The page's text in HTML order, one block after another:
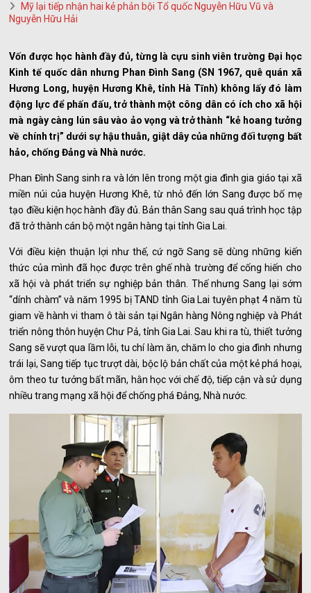
Mỹ lại tiếp nhận hai kẻ phản bội Tổ quốc Nguyễn Hữu Vũ và
Nguyễn Hữu Hải
Vốn được học hành đầy đủ, từng là cựu sinh viên trường Đại học
Kinh tế quốc dân nhưng Phan Đình Sang (SN 1967, quê quán xã
Hương Long, huyện Hương Khê, tỉnh Hà Tĩnh) không lấy đó làm
động lực để phấn đấu, trở thành một công dân có ích cho xã hội
mà ngày càng lún sâu vào ảo vọng và trở thành “kẻ hoang tưởng
về chính trị” dưới sự hậu thuẫn, giật dây của những đối tượng bất
hảo, chống Đảng và Nhà nước.
Phan Đình Sang sinh ra và lớn lên trong một gia đình gia giáo tại xã
miền núi của huyện Hương Khê, từ nhỏ đến lớn Sang được bố mẹ
tạo điều kiện học hành đầy đủ. Bản thân Sang sau quá trình học tập
đã trở thành cán bộ một ngân hàng tại tỉnh Gia Lai.
Với điều kiện thuận lợi như thế, cứ ngỡ Sang sẽ dùng những kiến
thức của mình đã học được trên ghế nhà trường để cống hiến cho
xã hội và phát triển sự nghiệp bản thân. Thế nhưng Sang lại sớm
“dính chàm” và năm 1995 bị TAND tỉnh Gia Lai tuyên phạt 4 năm tù
giam về hành vi tham ô tài sản tại Ngân hàng Nông nghiệp và Phát
triển nông thôn huyện Chư Pả, tỉnh Gia Lai. Sau khi ra tù, thiết tưởng
Sang sẽ vượt qua lầm lỗi, tu chí làm ăn, chăm lo cho gia đình nhưng
trái lại, Sang tiếp tục trượt dài, bộc lộ bản chất của một kẻ phá hoại,
ôm theo tư tưởng bất mãn, hằn học với chế độ, tiếp cận và sử dụng
nhiều trang mạng xã hội để chống phá Đảng, Nhà nước.